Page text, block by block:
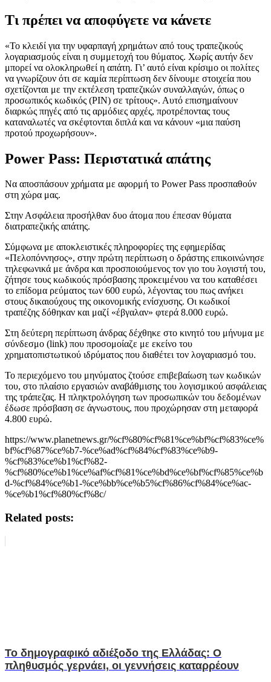
Τι πρέπει να αποφύγετε να κάνετε
«Το κλειδί για την υφαρπαγή χρημάτων από τους τραπεζικούς
λογαριασμούς είναι η συμμετοχή του θύματος. Χωρίς αυτήν δεν
μπορεί να ολοκληρωθεί η απάτη. Γι’ αυτό είναι κρίσιμο οι πολίτες
να γνωρίζουν ότι σε καμία περίπτωση δεν δίνουμε στοιχεία που
σχετίζονται με την εκτέλεση τραπεζικών συναλλαγών, όπως ο
προσωπικός κωδικός (PIN) σε τρίτους». Αυτό επισημαίνουν
διαρκώς πηγές από τις αρμόδιες αρχές, προτρέποντας τους
καταναλωτές να σκέφτονται διπλά και να κάνουν «μια παύση
προτού προχωρήσουν».
Power Pass: Περιστατικά απάτης
Να αποσπάσουν χρήματα με αφορμή το Power Pass προσπαθούν
στη χώρα μας.
Στην Ασφάλεια προσήλθαν δυο άτομα που έπεσαν θύματα
διατραπεζικής απάτης.
Σύμφωνα με αποκλειστικές πληροφορίες της εφημερίδας
«Πελοπόννησος», στην πρώτη περίπτωση ο δράστης επικοινώνησε
τηλεφωνικά με άνδρα και προσποιούμενος τον γιο του λογιστή του,
ζήτησε τους κωδικούς πρόσβασης προκειμένου να του καταθέσει
το επίδομα ρεύματος των 600 ευρώ, λέγοντας του πως ανήκει
στους δικαιούχους της οικονομικής ενίσχυσης. Οι κωδικοί
τραπέζης δόθηκαν και μαζί «έβγαλαν» φτερά 8.000 ευρώ.
Στη δεύτερη περίπτωση άνδρας δέχθηκε στο κινητό του μήνυμα με
σύνδεσμο (link) που προσομοίαζε με εκείνο του
χρηματοπιστωτικού ιδρύματος που διαθέτει τον λογαριασμό του.
Το περιεχόμενο του μηνύματος ζτούσε επιβεβαίωση των κωδικών
του, στο πλαίσιο εργασιών αναβάθμισης του λογισμικού ασφάλειας
της τράπεζας. Η πληκτρολόγηση των προσωπικών του δεδομένων
έδωσε πρόσβαση σε άγνωστους, που προχώρησαν στη μεταφορά
4.800 ευρώ.
https://www.planetnews.gr/%cf%80%cf%81%ce%bf%cf%83%ce%
bf%cf%87%ce%b7-%ce%ad%cf%84%cf%83%ce%b9-
%cf%83%ce%b1%cf%82-
%cf%80%ce%b1%ce%af%cf%81%ce%bd%ce%bf%cf%85%ce%b
d-%cf%84%ce%b1-%ce%bb%ce%b5%cf%86%cf%84%ce%ac-
%ce%b1%cf%80%cf%8c/
Related posts:
Το δημογραφικό αδιέξοδο της Ελλάδας: Ο
πληθυσμός γερνάει, οι γεννήσεις καταρρέουν